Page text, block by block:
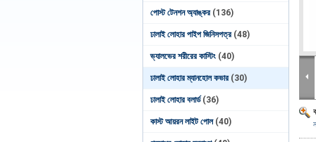
পোস্ট টেনশন অ্যাঙ্কর (136)
ঢালাই লোহার পাইপ জিনিসপত্র (48)
ভ্যালভের শরীরের কাস্টিং (40)
ঢালাই লোহার ম্যানহোল কভার (30)
ঢালাই লোহার বলার্ড (36)
কাস্ট আয়রন লাইট পোল (40)